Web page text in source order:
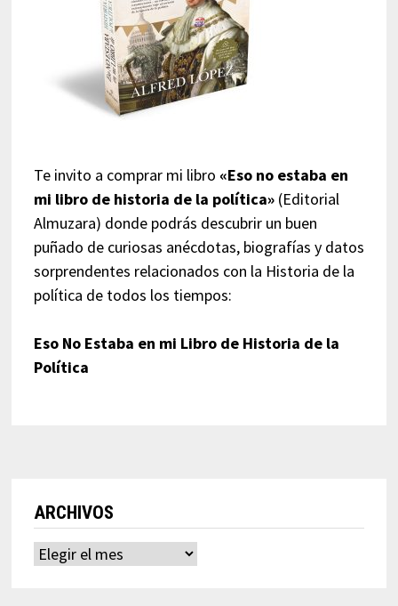
Te invito a comprar mi libro «Eso no estaba en
mi libro de historia de la política»(Editorial
Almuzara) donde podrás descubrir un buen
puñado de curiosas anécdotas, biografías y datos
sorprendentes relacionados con la Historia de la
política de todos los tiempos:
Eso No Estaba en mi Libro de Historia de la
Política
ARCHIVOS
Archivos